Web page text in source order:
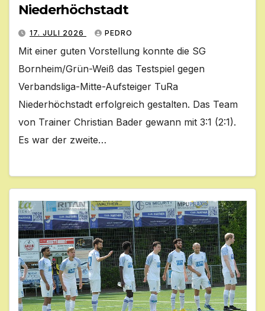
Niederhöchstadt
17. JULI 2026 PEDRO
Mit einer guten Vorstellung konnte die SG
Bornheim/Grün-Weiß das Testspiel gegen
Verbandsliga-Mitte-Aufsteiger TuRa
Niederhöchstadt erfolgreich gestalten. Das Team
von Trainer Christian Bader gewann mit 3:1 (2:1).
Es war der zweite…